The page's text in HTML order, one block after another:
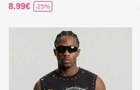
8.99€ -25%